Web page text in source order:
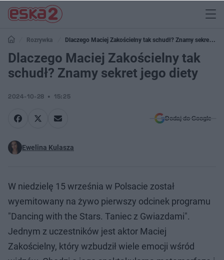
Rozrywka
Dlaczego Maciej Zakościelny tak schudł? Znamy sekret
jego diety
Dlaczego Maciej Zakościelny tak
schudł? Znamy sekret jego diety
2024-10-28 15:25
Dodaj do Google
Ewelina Kulasza
W niedzielę 15 września w Polsacie został
wyemitowany na żywo pierwszy odcinek programu
"Dancing with the Stars. Taniec z Gwiazdami".
Jednym z uczestników jest aktor Maciej
Zakościelny, który wzbudził wiele emocji wśród